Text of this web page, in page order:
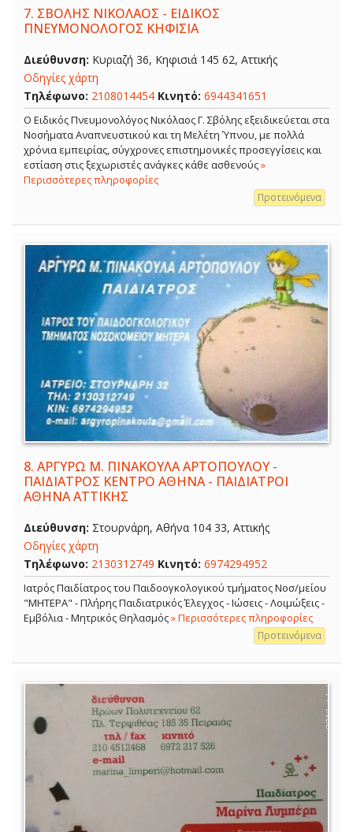
7. ΣΒΟΛΗΣ ΝΙΚΟΛΑΟΣ - ΕΙΔΙΚΟΣ
ΠΝΕΥΜΟΝΟΛΟΓΟΣ ΚΗΦΙΣΙΑ
Διεύθυνση: Κυριαζή 36, Κηφισιά 145 62, Αττικής
Οδηγίες χάρτη
Τηλέφωνο: 2108014454 Κινητό: 6944341651
O Ειδικός Πνευμονολόγος Νικόλαος Γ. Σβόλης εξειδικεύεται στα
Νοσήματα Αναπνευστικού και τη Μελέτη Ύπνου, με πολλά
χρόνια εμπειρίας, σύγχρονες επιστημονικές προσεγγίσεις και
εστίαση στις ξεχωριστές ανάγκες κάθε ασθενούς»
Περισσότερες πληροφορίες
Προτεινόμενα
8. ΑΡΓΥΡΩ Μ. ΠΙΝΑΚΟΥΛΑ ΑΡΤΟΠΟΥΛΟΥ -
ΠΑΙΔΙΑΤΡΟΣ ΚΕΝΤΡΟ ΑΘΗΝΑ - ΠΑΙΔΙΑΤΡΟΙ
ΑΘΗΝΑ ΑΤΤΙΚΗΣ
Διεύθυνση: Στουρνάρη, Αθήνα 104 33, Αττικής
Οδηγίες χάρτη
Τηλέφωνο: 2130312749 Κινητό: 6974294952
Ιατρός Παιδίατρος του Παιδοογκολογικού τμήματος Νοσ/μείου
"ΜΗΤΕΡΑ" - Πλήρης Παιδιατρικός Έλεγχος - Ιώσεις - Λοιμώξεις -
Εμβόλια - Μητρικός Θηλασμός» Περισσότερες πληροφορίες
Προτεινόμενα